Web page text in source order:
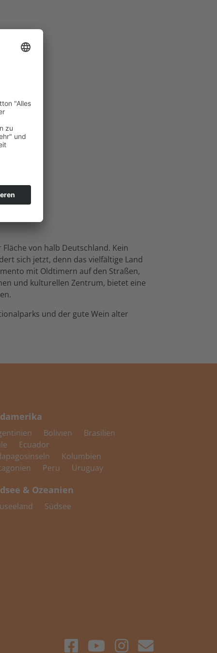
von halb Deutschland. Kein
sich jetzt, denn das vielfältige Land
mit Oldtimern auf den Straßen,
und kulturellen Zentrum, bietet eine
und der gute Wein alter
Bolivien
Brasilien
Ecuador
Kolumbien
Peru Uruguay
& Ozeanien
Südsee